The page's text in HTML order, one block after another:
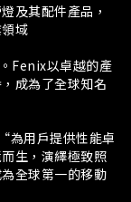
及其配件產品，
域
Fenix以卓越的產
成為了全球知名
為用戶提供性能卓
生，演繹極致照
全球第一的移動